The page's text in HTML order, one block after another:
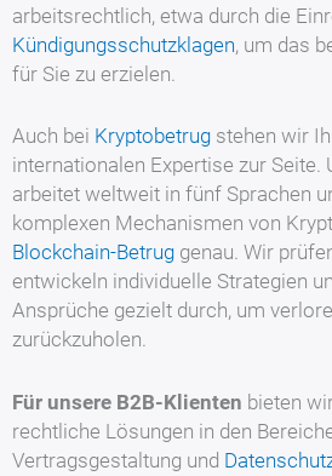
arbeitsrechtlich, etwa durch die
Kündigungsschutzklagen, um das
für Sie zu erzielen.
Auch bei Kryptobetrug stehen wir
internationalen Expertise zur Seite.
arbeitet weltweit in fünf Sprachen
komplexen Mechanismen von
Blockchain-Betrug genau. Wir
entwickeln individuelle Strategien
Ansprüche gezielt durch, um
zurückzuholen.
Für unsere B2B-Klienten bieten
rechtliche Lösungen in den
Vertragsgestaltung und